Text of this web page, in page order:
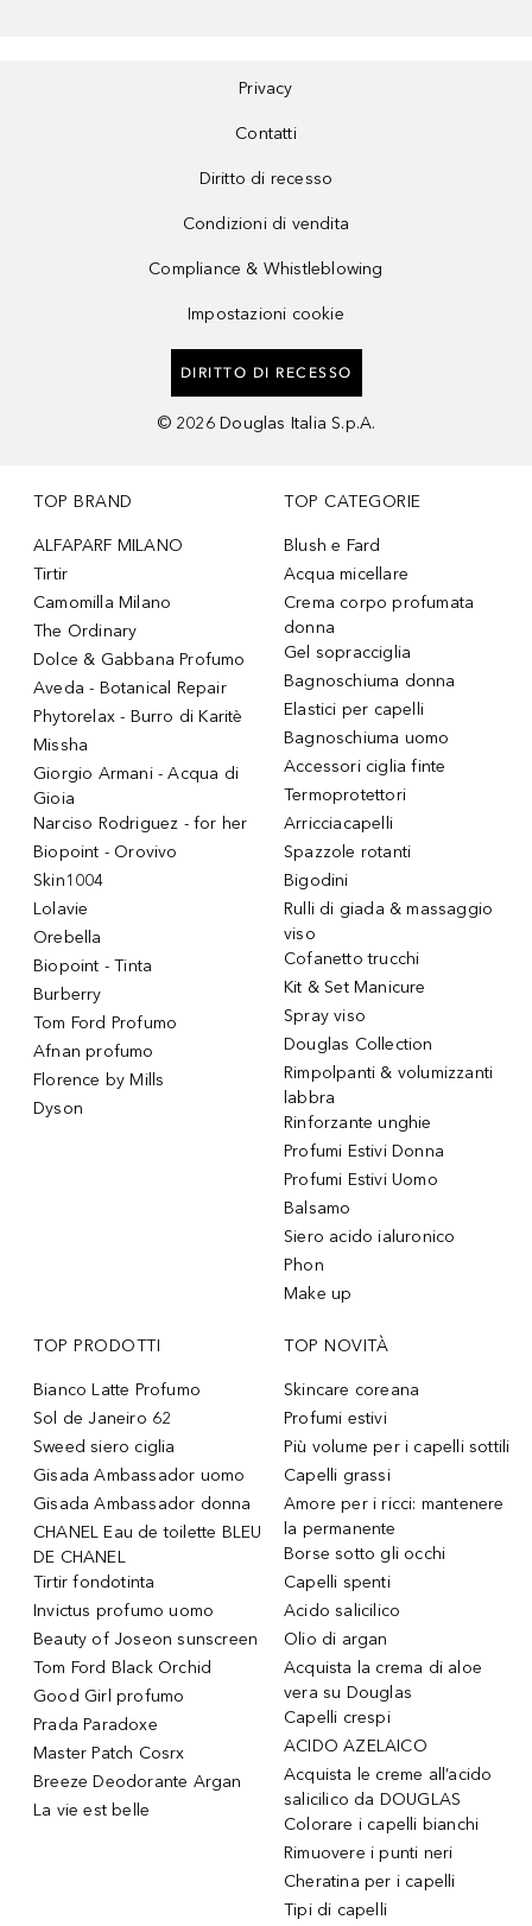
Privacy
Contatti
Diritto di recesso
Condizioni di vendita
Compliance & Whistleblowing
Impostazioni cookie
DIRITTO DI RECESSO
© 2026 Douglas Italia S.p.A.
TOP BRAND
ALFAPARF MILANO
Tirtir
Camomilla Milano
The Ordinary
Dolce & Gabbana Profumo
Aveda - Botanical Repair
Phytorelax - Burro di Karitè
Missha
Giorgio Armani - Acqua di
Gioia
Narciso Rodriguez - for her
Biopoint - Orovivo
Skin1004
Lolavie
Orebella
Biopoint - Tinta
Burberry
Tom Ford Profumo
Afnan profumo
Florence by Mills
Dyson
TOP CATEGORIE
Blush e Fard
Acqua micellare
Crema corpo profumata
donna
Gel sopracciglia
Bagnoschiuma donna
Elastici per capelli
Bagnoschiuma uomo
Accessori ciglia finte
Termoprotettori
Arricciacapelli
Spazzole rotanti
Bigodini
Rulli di giada & massaggio
viso
Cofanetto trucchi
Kit & Set Manicure
Spray viso
Douglas Collection
Rimpolpanti & volumizzanti
labbra
Rinforzante unghie
Profumi Estivi Donna
Profumi Estivi Uomo
Balsamo
Siero acido ialuronico
Phon
Make up
TOP PRODOTTI
Bianco Latte Profumo
Sol de Janeiro 62
Sweed siero ciglia
Gisada Ambassador uomo
Gisada Ambassador donna
CHANEL Eau de toilette BLEU
DE CHANEL
Tirtir fondotinta
Invictus profumo uomo
Beauty of Joseon sunscreen
Tom Ford Black Orchid
Good Girl profumo
Prada Paradoxe
Master Patch Cosrx
Breeze Deodorante Argan
La vie est belle
TOP NOVITÀ
Skincare coreana
Profumi estivi
Più volume per i capelli sottili
Capelli grassi
Amore per i ricci: mantenere
la permanente
Borse sotto gli occhi
Capelli spenti
Acido salicilico
Olio di argan
Acquista la crema di aloe
vera su Douglas
Capelli crespi
ACIDO AZELAICO
Acquista le creme all’acido
salicilico da DOUGLAS
Colorare i capelli bianchi
Rimuovere i punti neri
Cheratina per i capelli
Tipi di capelli